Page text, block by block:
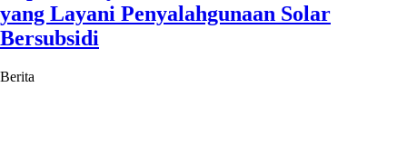
yang Layani Penyalahgunaan Solar
Bersubsidi
Berita